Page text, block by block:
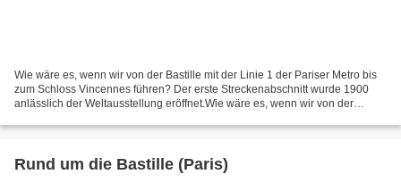
Wie wäre es, wenn wir von der Bastille mit der Linie 1 der Pariser Metro bis
zum Schloss Vincennes führen? Der erste Streckenabschnitt wurde 1900
anlässlich der Weltausstellung eröffnet.Wie wäre es, wenn wir von der
Rund um die Bastille (Paris)